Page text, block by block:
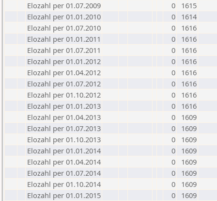
Elozahl per 01.07.2009
0
1615
Elozahl per 01.01.2010
0
1614
Elozahl per 01.07.2010
0
1616
Elozahl per 01.01.2011
0
1616
Elozahl per 01.07.2011
0
1616
Elozahl per 01.01.2012
0
1616
Elozahl per 01.04.2012
0
1616
Elozahl per 01.07.2012
0
1616
Elozahl per 01.10.2012
0
1616
Elozahl per 01.01.2013
0
1616
Elozahl per 01.04.2013
0
1609
Elozahl per 01.07.2013
0
1609
Elozahl per 01.10.2013
0
1609
Elozahl per 01.01.2014
0
1609
Elozahl per 01.04.2014
0
1609
Elozahl per 01.07.2014
0
1609
Elozahl per 01.10.2014
0
1609
Elozahl per 01.01.2015
0
1609